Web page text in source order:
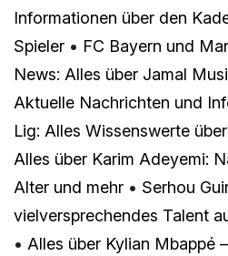
Informationen über den
Spieler • FC Bayern und
News: Alles über Jamal
Aktuelle Nachrichten und
Lig: Alles Wissenswerte
Alles über Karim Adeyemi:
Alter und mehr • Serhou
vielversprechendes Talent
• Alles über Kylian Mbappé